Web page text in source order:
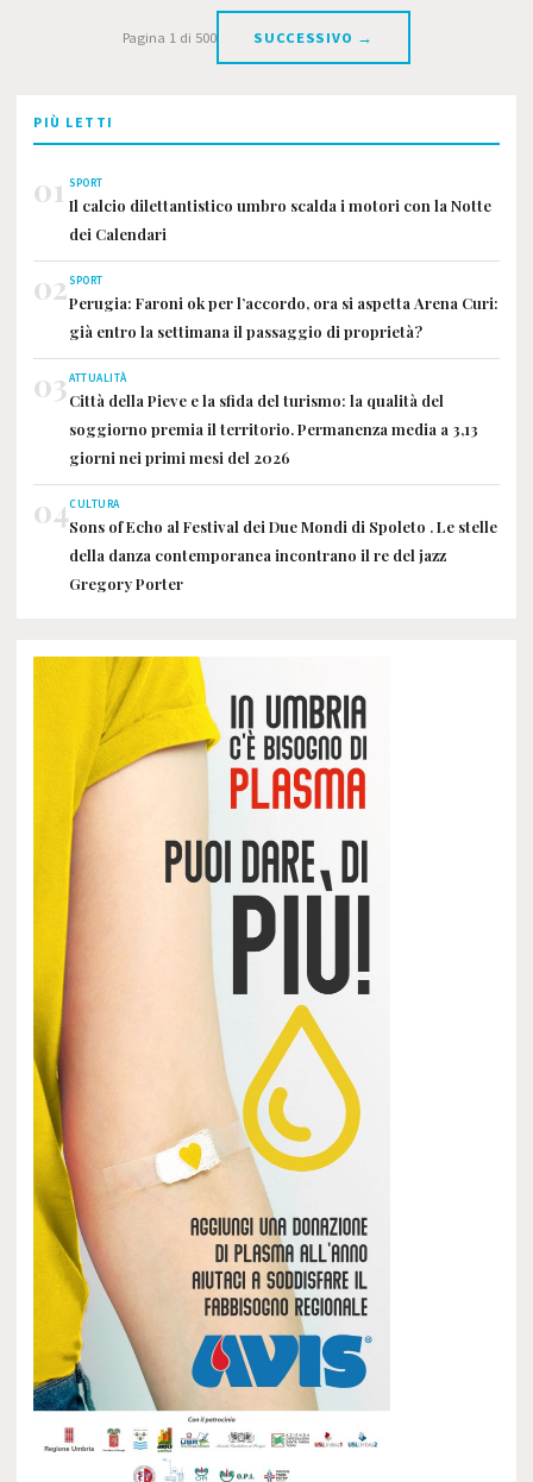
Pagina 1 di 500 SUCCESSIVO →
PIÙ LETTI
01 SPORT
Il calcio dilettantistico umbro scalda i motori con la Notte
dei Calendari
02SPORT
Perugia: Faroni ok per l’accordo, ora si aspetta Arena Curi:
già entro la settimana il passaggio di proprietà?
03ATTUALITÀ
Città della Pieve e la sfida del turismo: la qualità del
soggiorno premia il territorio. Permanenza media a 3,13
giorni nei primi mesi del 2026
04CULTURA
Sons of Echo al Festival dei Due Mondi di Spoleto . Le stelle
della danza contemporanea incontrano il re del jazz
Gregory Porter